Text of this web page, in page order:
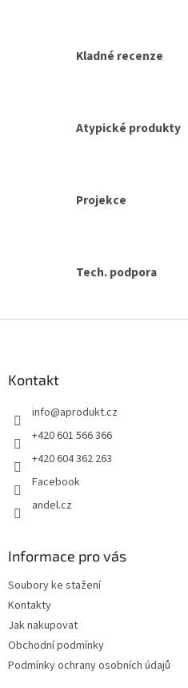
Kladné recenze
Atypické produkty
Projekce
Tech. podpora
Kontakt
info@aprodukt.cz
+420 601 566 366
+420 604 362 263
Facebook
andel.cz
Informace pro vás
Soubory ke stažení
Kontakty
Jak nakupovat
Obchodní podmínky
Podmínky ochrany osobních údajů